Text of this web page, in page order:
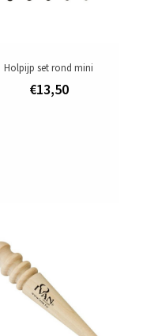
Holpijp set rond mini
€13,50